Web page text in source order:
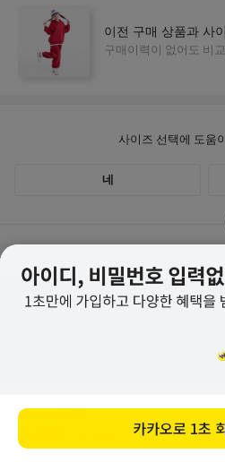
이픽상하SET
(20%↓)
고객센터
토요일/일요일/공휴일 휴무
국민 933901-01-154555
농협 355-0041-4461-73
예금주 : 제스티홀딩스
제품수령 후 반품을 하시려면 수령 후 7
반품접수 또는 1600-1766번(1833-
카카오로 1초